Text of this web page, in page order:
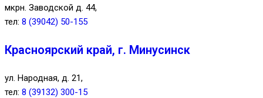
мкрн. Заводской д. 44,
тел: 8 (39042) 50-155
Красноярский край, г. Минусинск
ул. Народная, д. 21,
тел: 8 (39132) 300-15